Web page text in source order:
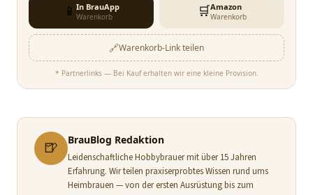
📱 In BrauApp
Warenkorb 🛒Amazon
Warenkorb
🔗Warenkorb-Link teilen
* Partnerlinks — Bei Kauf erhalten wir eine kleine Provision.
🍺 BrauBlog Redaktion
Leidenschaftliche Hobbybrauer mit über 15 Jahren
Erfahrung. Wir teilen praxiserprobtes Wissen rund ums
Heimbrauen — von der ersten Ausrüstung bis zum